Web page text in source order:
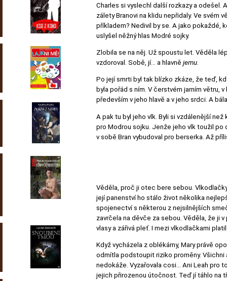
Charles si vyslechl další rozkazy a odešel.
zálety Branovi na klidu nepřidaly. Ve svém
příkladem? Nedivil by se. A jako pokaždé,
uslyšel něžný hlas Modré sojky.
Zlobila se na něj. Už spoustu let. Věděla
vzdoroval. Sobě, jí… a hlavně jemu
Po její smrti byl tak blízko zkáze, že teď,
byla pořád s ním. V čerstvém jarním větru,
především v jeho hlavě a v jeho srdci. A
A pak tu byl jeho vlk. Byli si vzdálenější
pro Modrou sojku. Jenže jeho vlk toužil
v sobě Bran vybudoval pro berserka. Až
Věděla, proč ji otec bere sebou.
její panenství ho stálo život několika
spojenectví s některou z nejsilnějších
zavrčela na děvče za sebou. Věděla, že ji
vlasy a zářivá pleť. I mezi vlkodlačkami
Když vycházela z oblékárny, Mary právě
odmítla podstoupit riziko proměny.
nedokáže. Vyzařovala cosi… Ani Leah pro
jejich přirozenou útočnost. Teď jí táhlo na